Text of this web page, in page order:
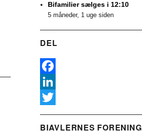
Bifamilier sælges i 12:10
5 måneder, 1 uge siden
DEL
F
a
e
L
nw
BIAVLERNES FORENING